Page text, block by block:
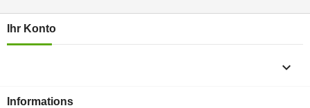
Ihr Konto

Informations